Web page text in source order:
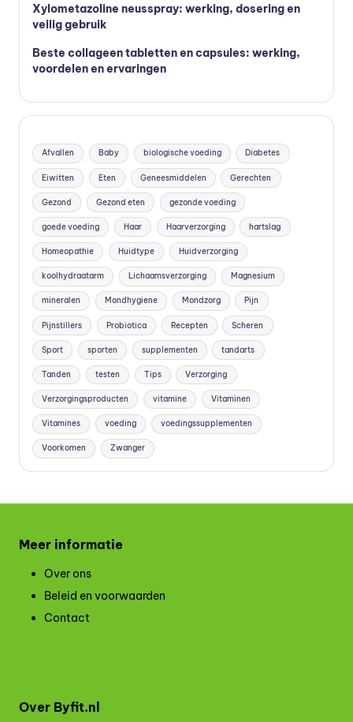
Xylometazoline neusspray: werking, dosering en
veilig gebruik
Beste collageen tabletten en capsules: werking,
voordelen en ervaringen
Afvallen Baby biologische voeding Diabetes
Eiwitten Eten Geneesmiddelen Gerechten
Gezond Gezond eten gezonde voeding
goede voeding Haar Haarverzorging hartslag
Homeopathie Huidtype Huidverzorging
koolhydraatarm Lichaamsverzorging Magnesium
mineralen Mondhygiene Mondzorg Pijn
Pijnstillers Probiotica Recepten Scheren
Sport sporten supplementen tandarts
Tanden testen Tips Verzorging
Verzorgingsproducten vitamine Vitaminen
Vitamines voeding voedingssupplementen
Voorkomen Zwanger
Meer informatie
Over ons
Beleid en voorwaarden
Contact
Over Byfit.nl